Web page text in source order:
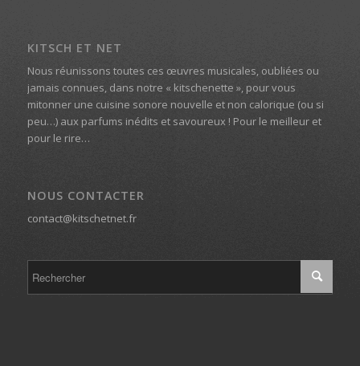
KITSCH ET NET
Nous réunissons toutes ces œuvres musicales, oubliées ou
jamais connues, dans notre « kitschenette », pour vous
mitonner une cuisine sonore nouvelle et non calorique (ou si
peu…) aux parfums inédits et savoureux ! Pour le meilleur et
pour le rire…
NOUS CONTACTER
contact@kitschetnet.fr